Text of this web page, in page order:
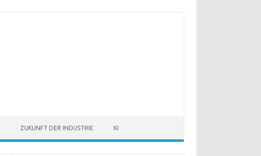
ZUKUNFT DER INDUSTRIE KI